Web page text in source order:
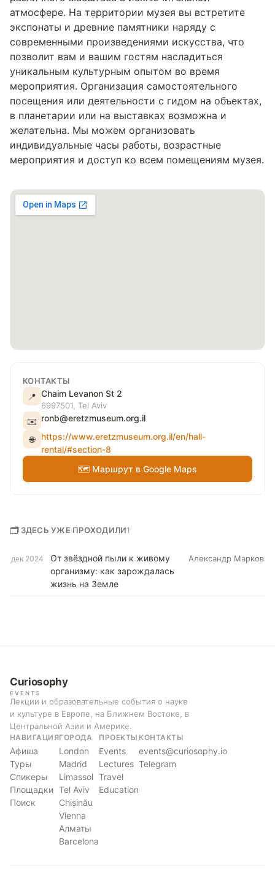
атмосфере. На территории музея вы встретите
экспонаты и древние памятники наряду с
современными произведениями искусства, что
позволит вам и вашим гостям насладиться
уникальным культурным опытом во время
мероприятия. Организация самостоятельного
посещения или деятельности с гидом на объектах,
в планетарии или на выставках возможна и
желательна. Мы можем организовать
индивидуальные часы работы, возрастные
мероприятия и доступ ко всем помещениям музея.
КОНТАКТЫ
📍 Chaim Levanon St 2
6997501, Tel Aviv
✉️ ronb@eretzmuseum.org.il
🌐
https://www.eretzmuseum.org.il/en/hall-
rental/#section-8
🗺 Маршрут в Google Maps
🗂 ЗДЕСЬ УЖЕ ПРОХОДИЛИ1
дек 2024
От звёздной пыли к живому
организму: как зарождалась
жизнь на Земле
Александр Марков
Curiosophy
EVENTS
Лекции и образовательные события о науке
и культуре в Европе, на Ближнем Востоке, в
Центральной Азии и Америке.
НАВИГАЦИЯ
Афиша
Туры
Спикеры
Площадки
Поиск
ГОРОДА
London
Madrid
Limassol
Tel Aviv
Chișinău
Vienna
Алматы
Barcelona
ПРОЕКТЫ
Events
Lectures
Travel
Education
КОНТАКТЫ
events@curiosophy.io
Telegram